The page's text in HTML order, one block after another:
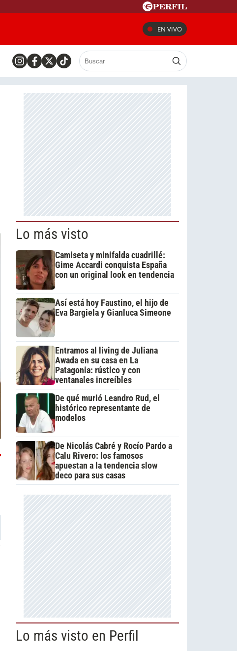
EN VIVO
Lo más visto
Camiseta y minifalda cuadrillé:
Gime Accardi conquista España
con un original look en tendencia
Así está hoy Faustino, el hijo de
Eva Bargiela y Gianluca Simeone
Entramos al living de Juliana
Awada en su casa en La
Patagonia: rústico y con
ventanales increíbles
De qué murió Leandro Rud, el
histórico representante de
modelos
De Nicolás Cabré y Rocío Pardo a
Calu Rivero: los famosos
apuestan a la tendencia slow
deco para sus casas
Lo más visto en Perfil